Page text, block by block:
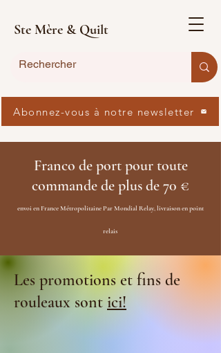
Ste Mère & Quilt
Franco de port pour toute
commande de plus de 70 €
envoi en France Métropolitaine Par Mondial Relay, livraison en point
relais
Les promotions et fins de
rouleaux sontici!
Abonnez-vous à notre newsletter